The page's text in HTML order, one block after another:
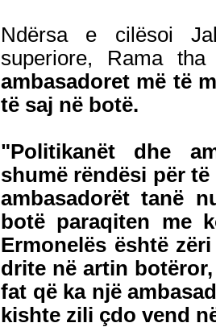
Ndërsa e cilësoi
superiore, Rama
ambasadoret më të
të saj në botë.
"Politikanët dhe
shumë rëndësi për
ambasadorët tanë
botë paraqiten me
Ermonelës është
drite në artin
fat që ka një
kishte zili çdo vend